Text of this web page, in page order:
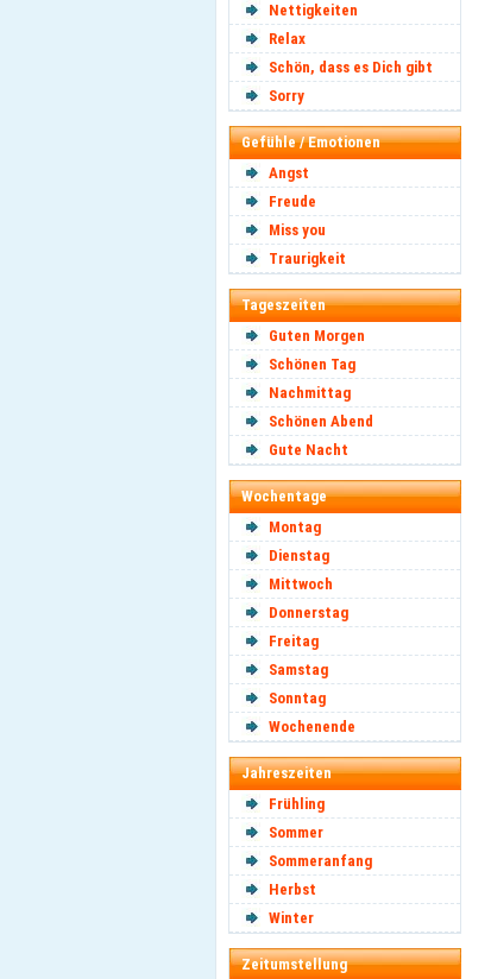
Nettigkeiten
Relax
Schön, dass es Dich gibt
Sorry
Gefühle / Emotionen
Angst
Freude
Miss you
Traurigkeit
Tageszeiten
Guten Morgen
Schönen Tag
Nachmittag
Schönen Abend
Gute Nacht
Wochentage
Montag
Dienstag
Mittwoch
Donnerstag
Freitag
Samstag
Sonntag
Wochenende
Jahreszeiten
Frühling
Sommer
Sommeranfang
Herbst
Winter
Zeitumstellung